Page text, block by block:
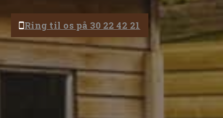
Ring til os på 30 22 42 21
Få et tilbud